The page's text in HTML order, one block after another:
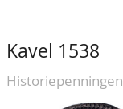
Voorwaarden
CATALOGI/
KEURINGSDIENST
Kavel 1538
Historiepenningen